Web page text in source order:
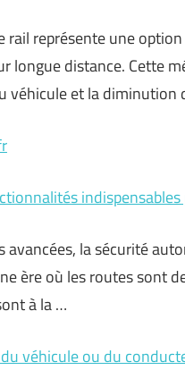
rail représente une
longue distance. Cette
véhicule et la diminution
avancées, la sécurité
ère où les routes sont
à la …
véhicule ou du